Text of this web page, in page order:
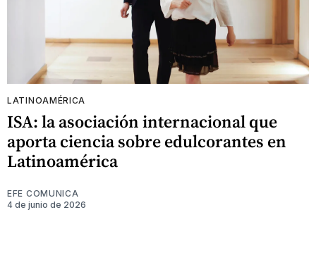
LATINOAMÉRICA
ISA: la asociación internacional que
aporta ciencia sobre edulcorantes en
Latinoamérica
EFE COMUNICA
4 de junio de 2026